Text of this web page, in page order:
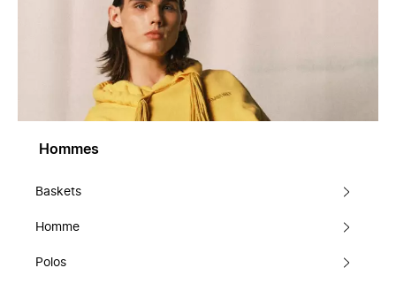
Hommes
Baskets
Homme
Polos